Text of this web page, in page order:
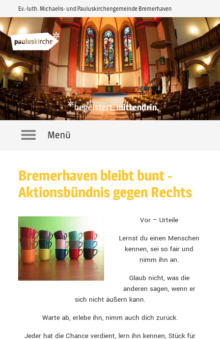
Ev.-luth. Michaelis- und Pauluskirchengemeinde Bremerhaven
*begeistert.mittendrin.
NavigationMenü
Bremerhaven bleibt bunt -
Aktionsbündnis gegen Rechts
Vor – Urteile
Lernst du einen Menschen
kennen, sei so fair und
nimm ihn an.
Glaub nicht, was die
anderen sagen, wenn er
sich nicht äußern kann.
Warte ab, erlebe ihn, nimm auch dich zurück.
Jeder hat die Chance verdient, lern ihn kennen, Stück für